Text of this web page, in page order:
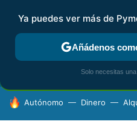
FISCALIDAD Y CONTABILIDAD
HOY SE HABLA DE
Autónomo Dinero
Ya puedes ver más de
Añádenos
Solo necesitas